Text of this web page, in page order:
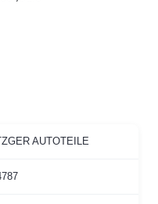
AUTOTEILE